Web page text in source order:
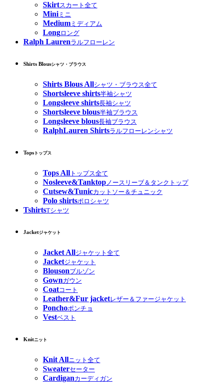
Skirtスカート全て
Miniミニ
Medium ミディアム
Longロング
Ralph Laurenラルフローレン
Shirts Blousシャツ・ブラウス
Shirts Blous Allシャツ・ブラウス全て
Shortsleeve shirts半袖シャツ
Longsleeve shirts長袖シャツ
Shortsleeve blous半袖ブラウス
Longsleeve blous長袖ブラウス
RalphLauren Shirtsラルフローレンシャツ
Tops トップス
Tops All トップス全て
Nosleeve&Tanktopノースリーブ＆タンクトップ
Cutsew&Tunicカットソー＆チュニック
Polo shirtsポロシャツ
TshirtsTシャツ
Jacketジャケット
Jacket Allジャケット全て
Jacketジャケット
Blousonブルゾン
Gownガウン
Coatコート
Leather&Fur jacketレザー＆ファージャケット
Ponchoポンチョ
Vestベスト
Knitニット
Knit Allニット全て
Sweaterセーター
Cardiganカーディガン